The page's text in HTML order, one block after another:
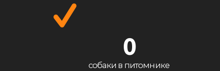
0
собаки в питомнике